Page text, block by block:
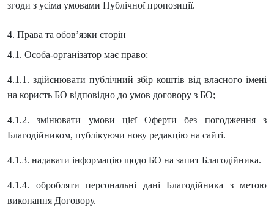
згоди з усіма умовами Публічної пропозиції.
4. Права та обов’язки сторін
4.1. Особа-організатор має право:
4.1.1. здійснювати публічний збір коштів від власного імені
на користь БО відповідно до умов договору з БО;
4.1.2. змінювати умови цієї Оферти без погодження з
Благодійником, публікуючи нову редакцію на сайті.
4.1.3. надавати інформацію щодо БО на запит Благодійника.
4.1.4. обробляти персональні дані Благодійника з метою
виконання Договору.